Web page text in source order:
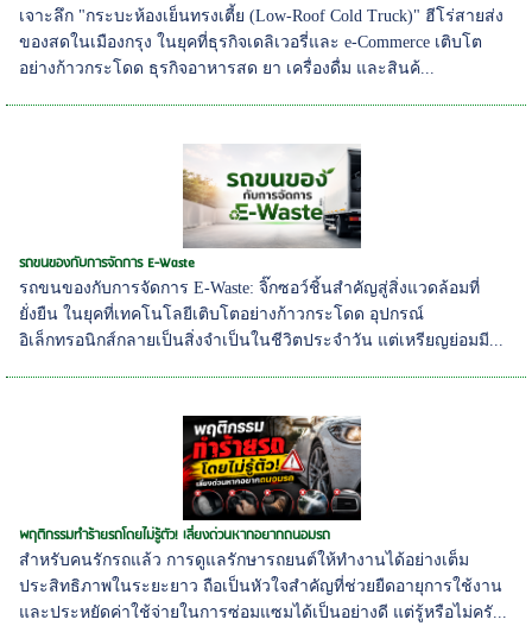
เจาะลึก "กระบะห้องเย็นทรงเตี้ย (Low-Roof Cold Truck)" ฮีโร่สายส่ง
ของสดในเมืองกรุง ในยุคที่ธุรกิจเดลิเวอรี่และ e-Commerce เติบโต
อย่างก้าวกระโดด ธุรกิจอาหารสด ยา เครื่องดื่ม และสินค้...
รถขนของกับการจัดการ E-Waste
รถขนของกับการจัดการ E-Waste: จิ๊กซอว์ชิ้นสำคัญสู่สิ่งแวดล้อมที่
ยั่งยืน ในยุคที่เทคโนโลยีเติบโตอย่างก้าวกระโดด อุปกรณ์
อิเล็กทรอนิกส์กลายเป็นสิ่งจำเป็นในชีวิตประจำวัน แต่เหรียญย่อมมี...
พฤติกรรมทำร้ายรถโดยไม่รู้ตัว! เลี่ยงด่วนหากอยากถนอมรถ
สำหรับคนรักรถแล้ว การดูแลรักษารถยนต์ให้ทำงานได้อย่างเต็ม
ประสิทธิภาพในระยะยาว ถือเป็นหัวใจสำคัญที่ช่วยยืดอายุการใช้งาน
และประหยัดค่าใช้จ่ายในการซ่อมแซมได้เป็นอย่างดี แต่รู้หรือไม่ครั...